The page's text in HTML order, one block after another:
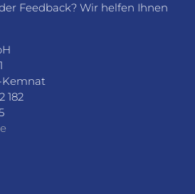
Feedback? Wir helfen Ihnen
Kemnat
182